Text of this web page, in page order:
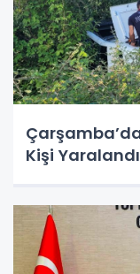
Kişi Yaralandı